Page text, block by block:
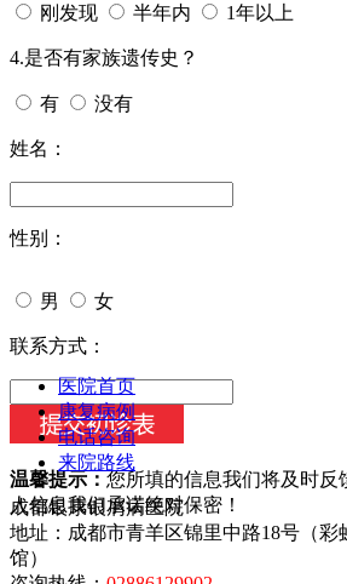
刚发现 半年内 1年以上
4.是否有家族遗传史？
有 没有
姓名：
性别：
男 女
今天日期：
联系方式：
温馨提示： 您所填的信息我们将及时反
人信息我们承诺绝对保密！
医院首页
康复病例
电话咨询
来院路线
成都银康银屑病医院
地址：成都市青羊区锦里中路18号（彩
馆）